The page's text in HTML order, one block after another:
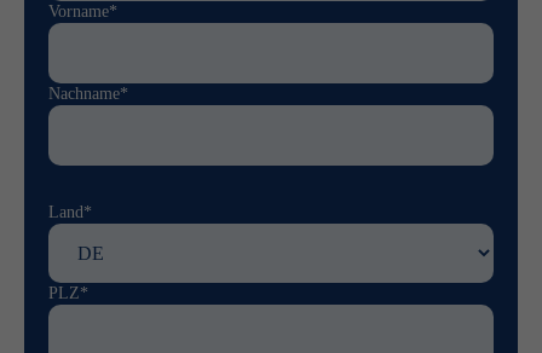
Vorname*
Nachname*
Land*
PLZ*